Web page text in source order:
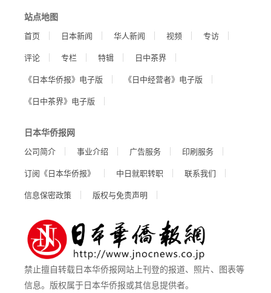
站点地图
首页 日本新闻 华人新闻 视频
专访
评论
专栏 特辑
日中茶界
《日本华侨报》电子版
《日中经营者》电子版
《日中茶界》电子版
日本华侨报网
公司简介 事业介绍 广告服务
印刷服务
订阅《日本华侨报》
中日就职转职
联系我们
信息保密政策
版权与免责声明
禁止擅自转载日本华侨报网站上刊登的报道、照片、图表等
信息。版权属于日本华侨报或其信息提供者。